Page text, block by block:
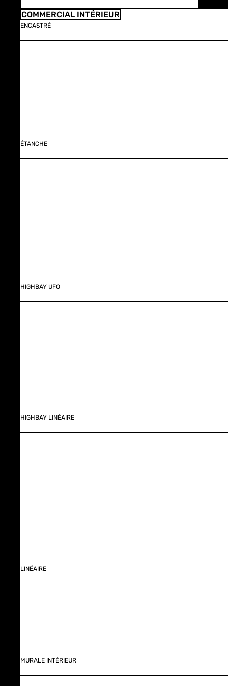
COMMERCIAL INTÉRIEUR
ENCASTRÉ
ÉTANCHE
HIGHBAY UFO
HIGHBAY LINÉAIRE
LINÉAIRE
MURALE INTÉRIEUR